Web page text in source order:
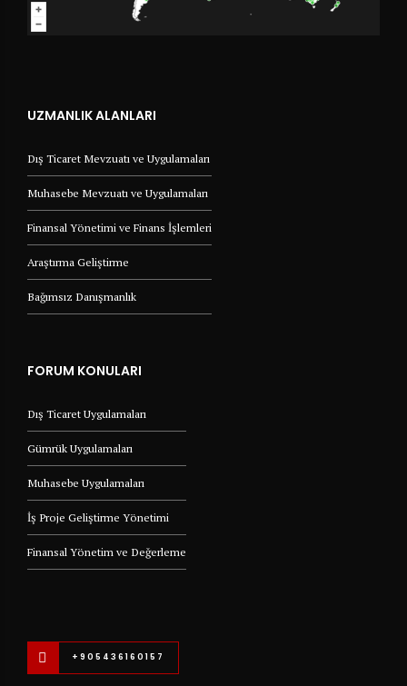
UZMANLIK ALANLARI
Dış Ticaret Mevzuatı ve Uygulamaları
Muhasebe Mevzuatı ve Uygulamaları
Finansal Yönetimi ve Finans İşlemleri
Araştırma Geliştirme
Bağımsız Danışmanlık
FORUM KONULARI
Dış Ticaret Uygulamaları
Gümrük Uygulamaları
Muhasebe Uygulamaları
İş Proje Geliştirme Yönetimi
Finansal Yönetim ve Değerleme
+905436160157